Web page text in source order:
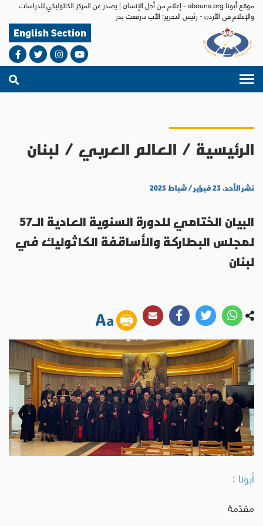
موقع أبونا abouna.org - إعلام من أجل الإنسان | يصدر عن المركز الكاثوليكي للدراسات
والإعلام في الأردن - رئيس التحرير: الأب د.رفعت بدر
English Section
الرئيسية / العالم العربي / لبنان
نشر الأحد، ٢٣ فبراير / شباط ٢٠٢٥
البيان الختامي للدورة السنوية العادية الـ57
لمجلس البطاركة والأساقفة الكاثوليك في
لبنان
أبونا :
مقدّمة